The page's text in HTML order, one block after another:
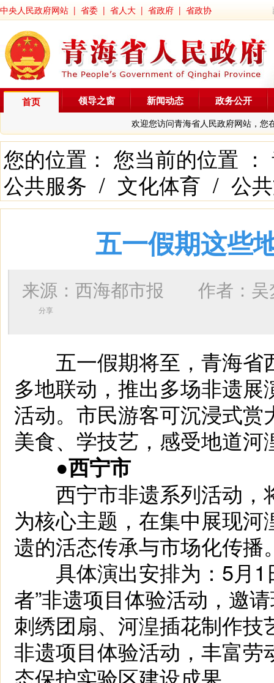
中央人民政府网站 | 省委 | 省人大 | 省政府 | 省政协
首页
欢迎您访问青海省人民政府网站，您
领导之窗 新闻动态 政务公开
您的位置： 您当前的位置 ：
公共服务 / 文化体育 / 公
五一假期这些
来源：西海都市报 作者：
分享
五一假期将至，青海省
多地联动，推出多场非遗
活动。市民游客可沉浸式
美食、学技艺，感受地道河
●西宁市
西宁市非遗系列活动，
为核心主题，在集中展现
遗的活态传承与市场化传播
具体演出安排为：5月1
者”非遗项目体验活动，邀
刺绣团扇、河湟插花制作
非遗项目体验活动，丰富